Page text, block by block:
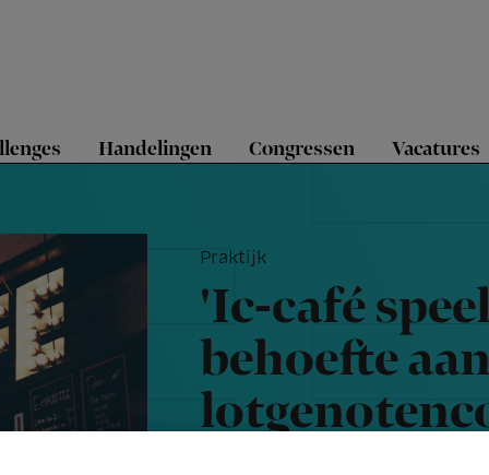
Handelingen Congressen Vacatures
Praktijk
'Ic-café
behoefte